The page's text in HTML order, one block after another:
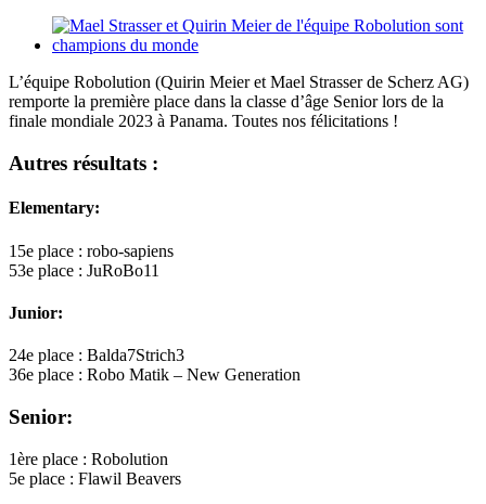
Suisse
du
monde
!
View
Larger
L’équipe Robolution (Quirin Meier et Mael Strasser de Scherz AG)
remporte la première place dans la classe d’âge Senior lors de la
finale mondiale 2023 à Panama. Toutes nos félicitations !
Autres résultats :
Elementary:
15e place : robo-sapiens
53e place : JuRoBo11
Junior:
24e place : Balda7Strich3
36e place : Robo Matik – New Generation
Senior:
1ère place : Robolution
5e place : Flawil Beavers